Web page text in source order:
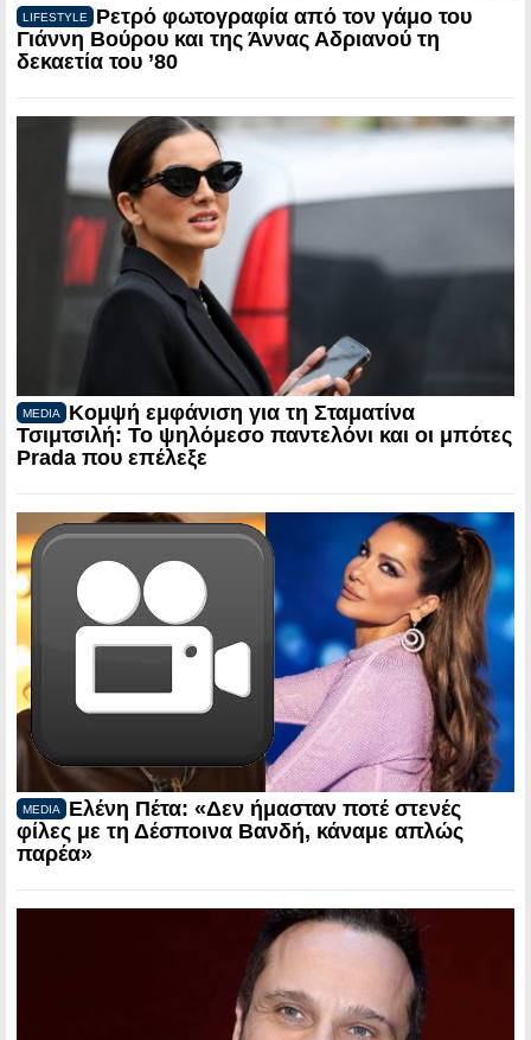
LIFESTYLE
Ρετρό φωτογραφία από τον γάμο του
Γιάννη Βούρου και της Άννας Αδριανού τη
δεκαετία του ’80
MEDIA
Κομψή εμφάνιση για τη Σταματίνα
Τσιμτσιλή: Το ψηλόμεσο παντελόνι και οι μπότες
Prada που επέλεξε
MEDIA
Ελένη Πέτα: «Δεν ήμασταν ποτέ στενές
φίλες με τη Δέσποινα Βανδή, κάναμε απλώς
παρέα»